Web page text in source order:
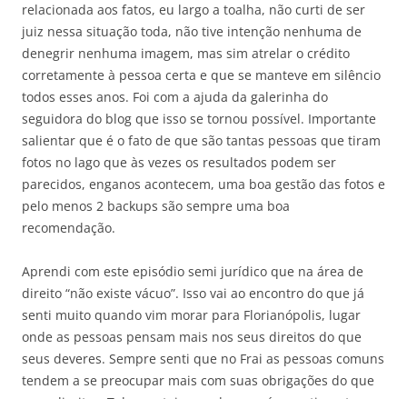
relacionada aos fatos, eu largo a toalha, não curti de ser
juiz nessa situação toda, não tive intenção nenhuma de
denegrir nenhuma imagem, mas sim atrelar o crédito
corretamente à pessoa certa e que se manteve em silêncio
todos esses anos. Foi com a ajuda da galerinha do
seguidora do blog que isso se tornou possível. Importante
salientar que é o fato de que são tantas pessoas que tiram
fotos no lago que às vezes os resultados podem ser
parecidos, enganos acontecem, uma boa gestão das fotos e
pelo menos 2 backups são sempre uma boa
recomendação.
Aprendi com este episódio semi jurídico que na área de
direito “não existe vácuo”. Isso vai ao encontro do que já
senti muito quando vim morar para Florianópolis, lugar
onde as pessoas pensam mais nos seus direitos do que
seus deveres. Sempre senti que no Frai as pessoas comuns
tendem a se preocupar mais com suas obrigações do que